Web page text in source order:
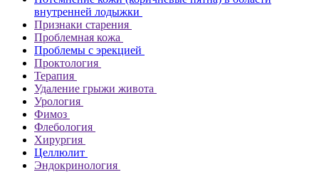
внутренней лодыжки
Признаки старения
Проблемная кожа
Проблемы с эрекцией
Проктология
Терапия
Удаление грыжи живота
Урология
Фимоз
Флебология
Хирургия
Целлюлит
Эндокринология